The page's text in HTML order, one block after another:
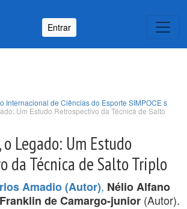
Entrar
Internacional de Ciências do Esporte SIMPOCE s
Um Estudo Retrospectivo da Técnica de Salto
o Legado: Um Estudo
da Técnica de Salto Triplo
Amadio (Autor), Nélio Alfano
Franklin de Camargo-junior (Autor).